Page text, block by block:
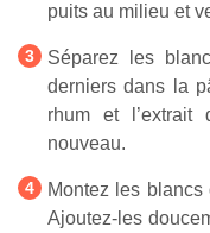
puits au milieu et
Séparez les
derniers dans la
rhum et
nouveau.
Montez les
Ajoutez-les